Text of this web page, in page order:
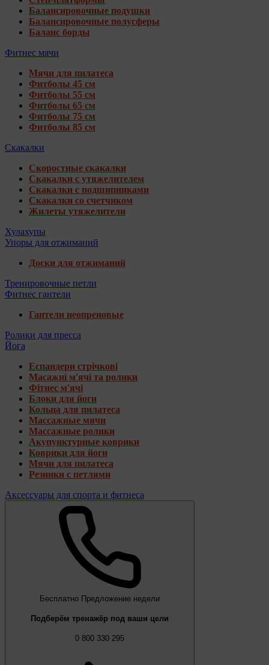
Балансировочные подушки
Балансировочные полусферы
Баланс борды
Фитнес мячи
Мячи для пилатеса
Фитболы 45 см
Фитболы 55 см
Фитболы 65 см
Фитболы 75 см
Фитболы 85 см
Скакалки
Скоростные скакалки
Скакалки с утяжелителем
Скакалки с подшипниками
Скакалки со счетчиком
Жилеты утяжелители
Хулахупы
Упоры для отжиманий
Доски для отжиманий
Тренировочные петли
Фитнес гантели
Гантели неопреновые
Ролики для пресса
Йога
Еспандери стрічкові
Масажні м'ячі та ролики
Фітнес м'ячі
Блоки для йоги
Кольца для пилатеса
Массажные мячи
Массажные ролики
Акупунктурные коврики
Коврики для йоги
Мячи для пилатеса
Резинки с петлями
Аксессуары для спорта и фитнеса
Бесплатно Предложение недели
Подберём тренажёр под ваши цели
0 800 330 295